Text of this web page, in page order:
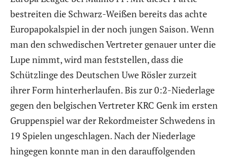
bestreiten die Schwarz-Weißen bereits das achte
Europapokalspiel in der noch jungen Saison. Wenn
man den schwedischen Vertreter genauer unter die
Lupe nimmt, wird man feststellen, dass die
Schützlinge des Deutschen Uwe Rösler zurzeit
ihrer Form hinterherlaufen. Bis zur 0:2-Niederlage
gegen den belgischen Vertreter KRC Genk im ersten
Gruppenspiel war der Rekordmeister Schwedens in
19 Spielen ungeschlagen. Nach der Niederlage
hingegen konnte man in den darauffolgenden